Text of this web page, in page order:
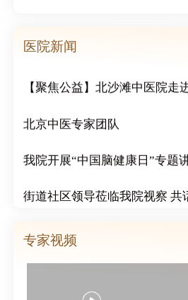
医院新闻
北京中医专家团队
我院开展“中国脑健康日”专题
北沙滩中医医院心脑血管科举
专家视频